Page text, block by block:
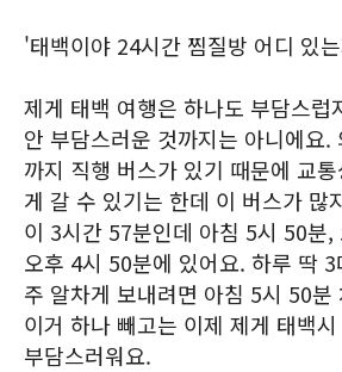
'태백이야 24시간 찜질방 어디 있
제게 태백 여행은 하나도 부담스럽
안 부담스러운 것까지는 아니에요.
까지 직행 버스가 있기 때문에 교
게 갈 수 있기는 한데 이 버스가 많
이 3시간 57분인데 아침 5시 50분
오후 4시 50분에 있어요. 하루 딱
주 알차게 보내려면 아침 5시 50분
이거 하나 빼고는 이제 제게 태백
부담스러워요.